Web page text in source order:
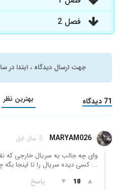
فصل 2
جهت ارسال دیدگاه ، ابتدا در
71 دیدگاه بهترین نظر
MARYAM026 3 سال قبل
... کسی دیده سریال را تا اینجا
▲
18
▼ پاسخ